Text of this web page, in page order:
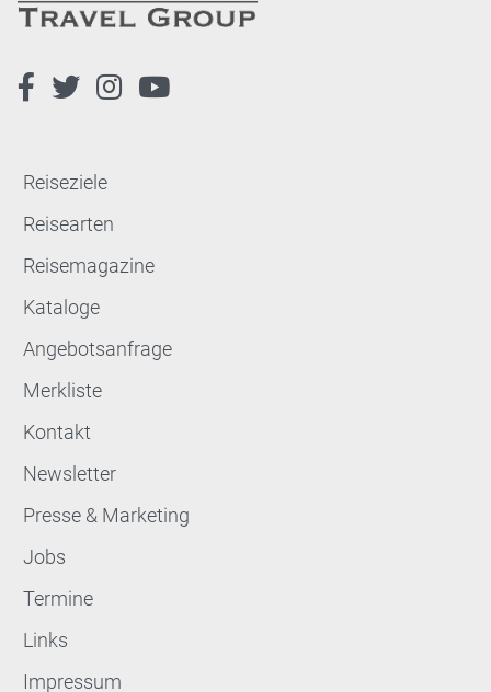
Reiseziele
Reisearten
Reisemagazine
Kataloge
Angebotsanfrage
Merkliste
Kontakt
Newsletter
Presse & Marketing
Jobs
Termine
Links
Impressum